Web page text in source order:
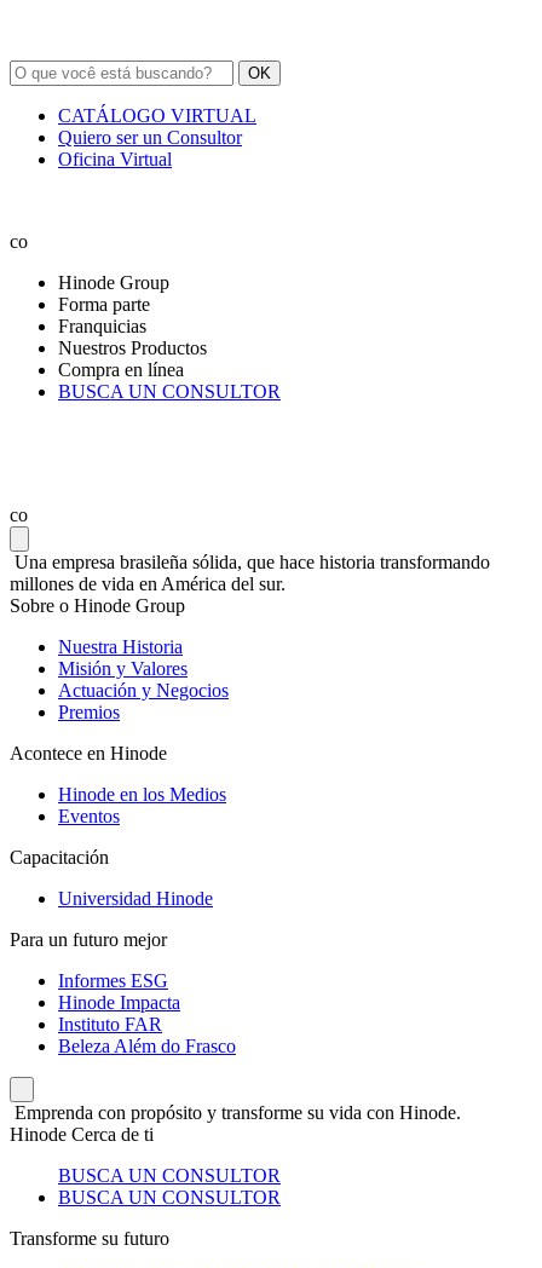
OK
CATÁLOGO VIRTUAL
Quiero ser un Consultor
Oficina Virtual
co
Hinode Group
Forma parte
Franquicias
Nuestros Productos
Compra en línea
BUSCA UN CONSULTOR
co
Una empresa brasileña sólida, que hace historia transformando
millones de vida en América del sur.
Sobre o Hinode Group
Nuestra Historia
Misión y Valores
Actuación y Negocios
Premios
Acontece en Hinode
Hinode en los Medios
Eventos
Capacitación
Universidad Hinode
Para un futuro mejor
Informes ESG
Hinode Impacta
Instituto FAR
Beleza Além do Frasco
Emprenda con propósito y transforme su vida con Hinode.
Hinode Cerca de ti
BUSCA UN CONSULTOR
BUSCA UN CONSULTOR
Transforme su futuro